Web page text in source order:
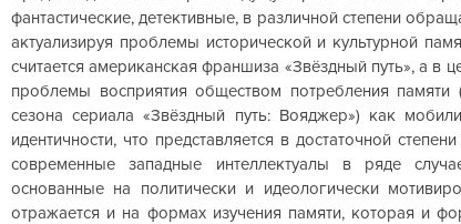
фантастические, детективные, в различной степени
актуализируя проблемы исторической и культурной
считается американская франшиза «Звёздный путь», а в
проблемы восприятия обществом потребления
сезона сериала «Звёздный путь: Вояджер») как
идентичности, что представляется в достаточной
современные западные интеллектуалы в ряде
основанные на политически и идеологически
отражается и на формах изучения памяти, которая и